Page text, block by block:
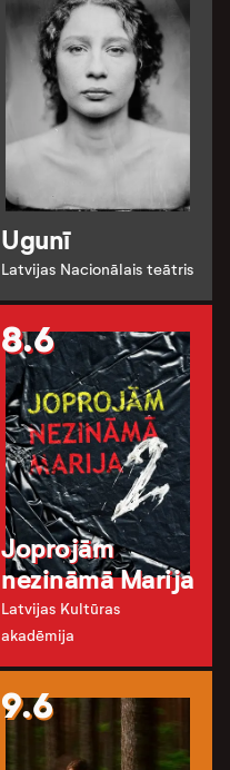
Ugunī
Latvijas Nacionālais teātris
8.6
Joprojām
nezināmā Marija
Latvijas Kultūras
akadēmija
9.6